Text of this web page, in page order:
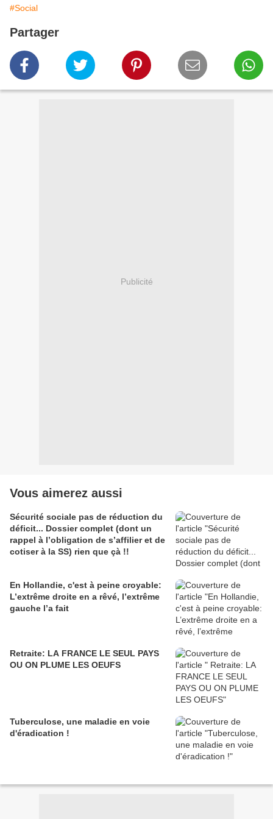
#Social
Partager
Publicité
Vous aimerez aussi
Sécurité sociale pas de réduction du
déficit... Dossier complet (dont un
rappel à l’obligation de s’affilier et de
cotiser à la SS) rien que çà !!
En Hollandie, c'est à peine croyable:
L’extrême droite en a rêvé, l’extrême
gauche l’a fait
Retraite: LA FRANCE LE SEUL PAYS
OU ON PLUME LES OEUFS
Tuberculose, une maladie en voie
d'éradication !